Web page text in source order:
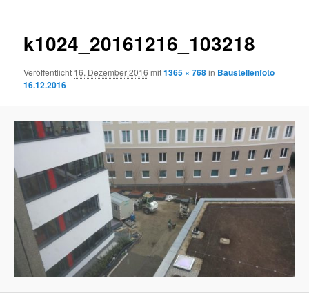
k1024_20161216_103218
Veröffentlicht 16. Dezember 2016 mit1365 × 768in Baustellenfoto
16.12.2016